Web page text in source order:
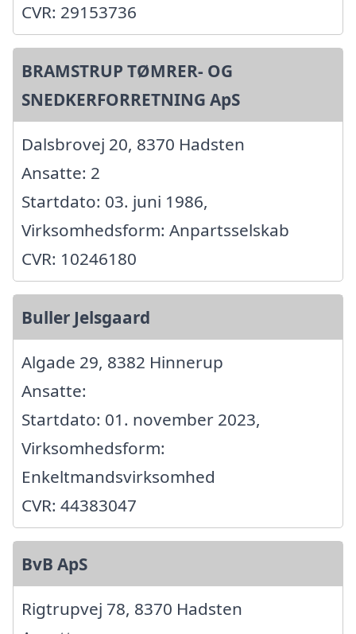
CVR: 29153736
BRAMSTRUP TØMRER- OG
SNEDKERFORRETNING ApS
Dalsbrovej 20, 8370 Hadsten
Ansatte: 2
Startdato: 03. juni 1986,
Virksomhedsform: Anpartsselskab
CVR: 10246180
Buller Jelsgaard
Algade 29, 8382 Hinnerup
Ansatte:
Startdato: 01. november 2023,
Virksomhedsform:
Enkeltmandsvirksomhed
CVR: 44383047
BvB ApS
Rigtrupvej 78, 8370 Hadsten